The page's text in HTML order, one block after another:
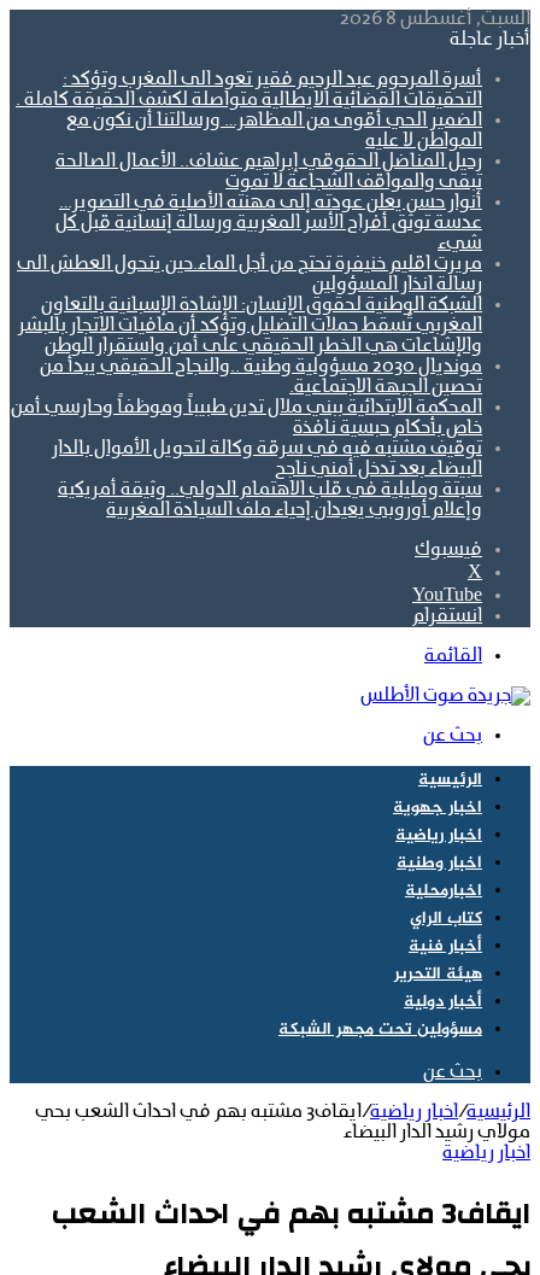
السبت, أغسطس 8 2026
أخبار عاجلة
أسرة المرحوم عبد الرحيم فقير تعود الى المغرب وتؤكد :
التحقيقات القضائية الايطالية متواصلة لكشف الحقيقة كاملة .
الضمير الحي أقوى من المظاهر… ورسالتنا أن نكون مع
المواطن لا عليه
رحيل المناضل الحقوقي إبراهيم عشاف.. الأعمال الصالحة
تبقى والمواقف الشجاعة لا تموت
أنوار حسن يعلن عودته إلى مهنته الأصلية في التصوير…
عدسة توثق أفراح الأسر المغربية ورسالة إنسانية قبل كل
شيء
مريرت اقليم خنيفرة تحتج من أجل الماء.حين يتحول العطش الى
رسالة انذار المسؤولين
الشبكة الوطنية لحقوق الإنسان: الإشادة الإسبانية بالتعاون
المغربي تُسقط حملات التضليل وتؤكد أن مافيات الاتجار بالبشر
والإشاعات هي الخطر الحقيقي على أمن واستقرار الوطن
مونديال 2030 مسؤولية وطنية ..والنجاح الحقيقي يبدأ من
تحصين الجبهة الاجتماعية.
المحكمة الابتدائية ببني ملال تدين طبيباً وموظفاً وحارسي أمن
خاص بأحكام حبسية نافذة
توقيف مشتبه فيه في سرقة وكالة لتحويل الأموال بالدار
البيضاء بعد تدخل أمني ناجح
سبتة ومليلية في قلب الاهتمام الدولي.. وثيقة أمريكية
وإعلام أوروبي يعيدان إحياء ملف السيادة المغربية
فيسبوك
‫X
‫YouTube
انستقرام
القائمة
بحث عن
الرئيسية
اخبار جهوية
اخبار رياضية
اخبار وطنية
اخبارمحلية
كتاب الراي
أخبار فنية
هيئة التحرير
أخبار دولية
مسؤولين تحت مجهر الشبكة
بحث عن
الرئيسية/ اخبار رياضية/
ايقاف3 مشتبه بهم في احداث الشعب بحي
مولاي رشيد الدار البيضاء
اخبار رياضية
ايقاف3 مشتبه بهم في احداث الشعب